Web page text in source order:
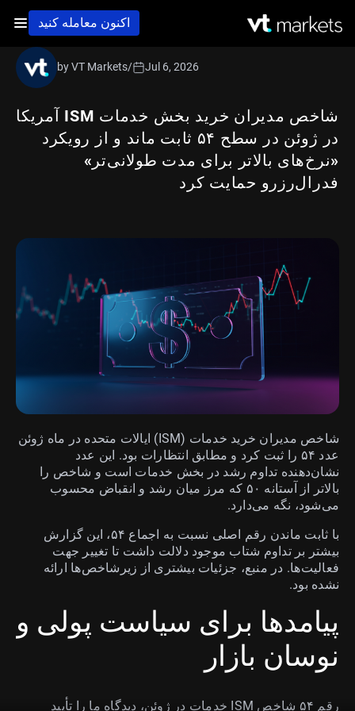
اکنون معامله کنید
شاخص مدیران خرید بخش خدمات ISM آمریکا
در ژوئن در سطح ۵۴ ثابت ماند و از رویکرد
«نرخ‌های بالاتر برای مدت طولانی‌تر»
فدرال‌رزرو حمایت کرد
by VT Markets/ Jul 6, 2026
شاخص مدیران خرید خدمات (ISM) ایالات متحده در ماه ژوئن
عدد ۵۴ را ثبت کرد و مطابق انتظارات بود. این عدد
نشان‌دهنده تداوم رشد در بخش خدمات است و شاخص را
بالاتر از آستانه ۵۰ که مرز میان رشد و انقباض محسوب
می‌شود، نگه می‌دارد.
با ثابت ماندن رقم اصلی نسبت به اجماع ۵۴، این گزارش
بیشتر بر تداوم شتاب موجود دلالت داشت تا تغییر جهت
فعالیت‌ها. در منبع، جزئیات بیشتری از زیرشاخص‌ها ارائه
نشده بود.
پیامدها برای سیاست پولی و
نوسان بازار
رقم ۵۴ شاخص ISM خدمات در ژوئن، دیدگاه ما را تأیید